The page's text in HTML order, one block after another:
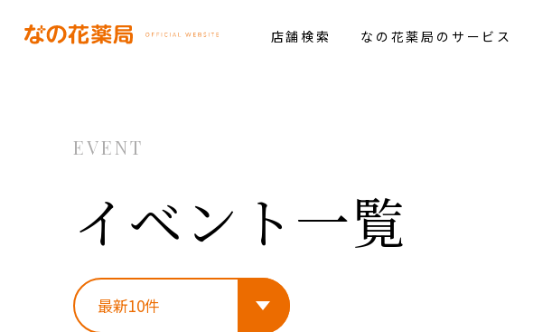
店舗検索 なの花薬局のサービス
EVENT
イベント一覧